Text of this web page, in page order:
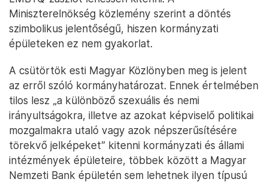
Miniszterelnökség közlemény szerint a döntés
szimbolikus jelentőségű, hiszen kormányzati
épületeken ez nem gyakorlat.
A csütörtök esti Magyar Közlönyben meg is jelent
az erről szóló kormányhatározat. Ennek értelmében
tilos lesz „a különböző szexuális és nemi
irányultságokra, illetve az azokat képviselő politikai
mozgalmakra utaló vagy azok népszerűsítésére
törekvő jelképeket” kitenni kormányzati és állami
intézmények épületeire, többek között a Magyar
Nemzeti Bank épületén sem lehetnek ilyen típusú